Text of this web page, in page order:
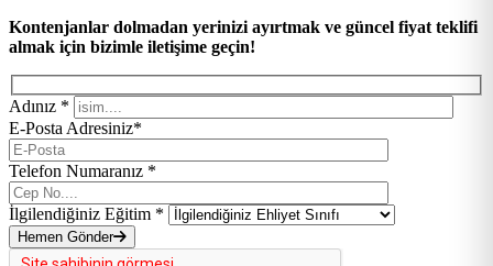
Kontenjanlar dolmadan yerinizi ayırtmak ve güncel fiyat teklifi
almak için bizimle iletişime geçin!
Adınız *
E-Posta Adresiniz*
Telefon Numaranız *
İlgilendiğiniz Eğitim *
Hemen Gönder